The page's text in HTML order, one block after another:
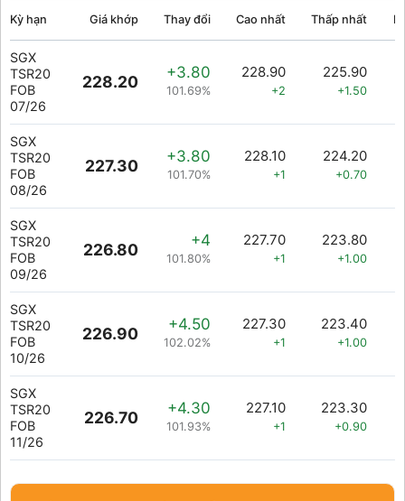
Kỳ hạn Giá khớp Thay đổi Cao nhất Thấp nhất
SGX
TSR20
FOB
07/26
228.20
+3.80
101.69%
228.90
+2
225.90
+1.50
SGX
TSR20
FOB
08/26
227.30
+3.80
101.70%
228.10
+1
224.20
+0.70
SGX
TSR20
FOB
09/26
226.80
+4
101.80%
227.70
+1
223.80
+1.00
SGX
TSR20
FOB
10/26
226.90
+4.50
102.02%
227.30
+1
223.40
+1.00
SGX
TSR20
FOB
11/26
226.70
+4.30
101.93%
227.10
+1
223.30
+0.90